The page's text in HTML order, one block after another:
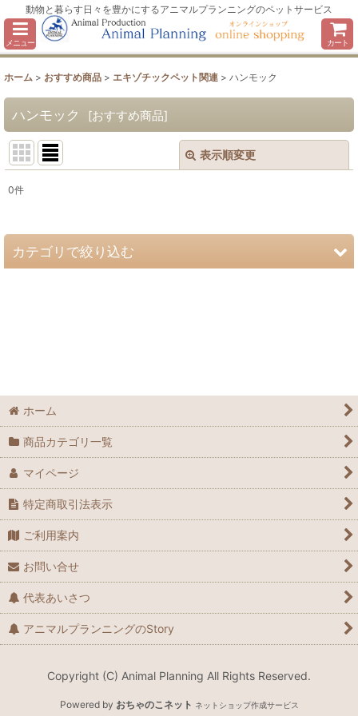
動物と暮らす日々を豊かにするアニマルプランニングのペットサービス
メニュー カート
ホーム > おすすめ商品 > エキゾチックペット関連 > ハンモック
ハンモック [おすすめ商品]
表示順変更
並び順 :
0件
カテゴリで絞り込む
ハーネス・リード
ホーム
商品カテゴリ一覧
マイページ
特定商取引法表示
ご利用案内
お問い合せ
代表あいさつ
アニマルプランニングのStory
Copyright (C) Animal Planning All Rights Reserved.
Powered by おちゃのこネット ネットショップ作成サービス